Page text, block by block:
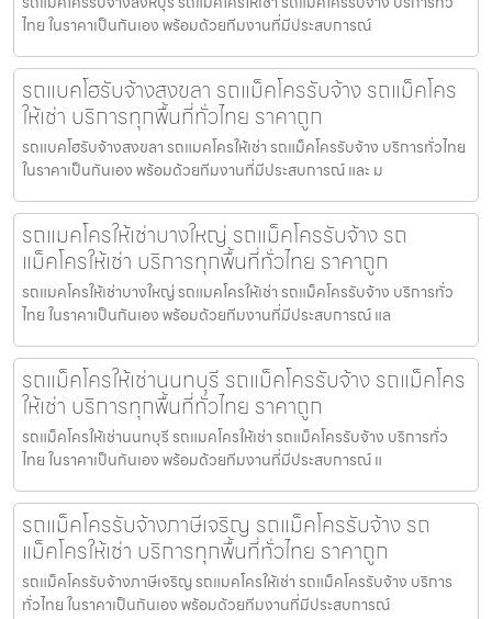
ไทย ในราคาเป็นกันเอง พร้อมด้วยทีมงานที่มีประสบการณ์
รถแบคโฮรับจ้างสงขลา รถแม็คโครรับจ้าง รถแม็คโคร
ให้เช่า บริการทุกพื้นที่ทั่วไทย ราคาถูก
รถแบคโฮรับจ้างสงขลา รถแมคโครให้เช่า รถแม็คโครรับจ้าง บริการทั่วไทย
ในราคาเป็นกันเอง พร้อมด้วยทีมงานที่มีประสบการณ์ และ ม
รถแมคโครให้เช่าบางใหญ่ รถแม็คโครรับจ้าง รถ
แม็คโครให้เช่า บริการทุกพื้นที่ทั่วไทย ราคาถูก
รถแมคโครให้เช่าบางใหญ่ รถแมคโครให้เช่า รถแม็คโครรับจ้าง บริการทั่ว
ไทย ในราคาเป็นกันเอง พร้อมด้วยทีมงานที่มีประสบการณ์ แล
รถแม็คโครให้เช่านนทบุรี รถแม็คโครรับจ้าง รถแม็คโคร
ให้เช่า บริการทุกพื้นที่ทั่วไทย ราคาถูก
รถแม็คโครให้เช่านนทบุรี รถแมคโครให้เช่า รถแม็คโครรับจ้าง บริการทั่ว
ไทย ในราคาเป็นกันเอง พร้อมด้วยทีมงานที่มีประสบการณ์ แ
รถแม็คโครรับจ้างภาษีเจริญ รถแม็คโครรับจ้าง รถ
แม็คโครให้เช่า บริการทุกพื้นที่ทั่วไทย ราคาถูก
รถแม็คโครรับจ้างภาษีเจริญ รถแมคโครให้เช่า รถแม็คโครรับจ้าง บริการ
ทั่วไทย ในราคาเป็นกันเอง พร้อมด้วยทีมงานที่มีประสบการณ์